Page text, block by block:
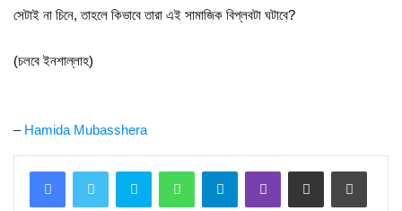
সেটাই না চিনে, তাহলে কিভাবে তারা এই সামাজিক বিপ্লবটা ঘটাবে?
(চলবে ইনশাল্লাহ)
– Hamida Mubasshera
Skype WhatsAppTelegramViber Share via Email Print